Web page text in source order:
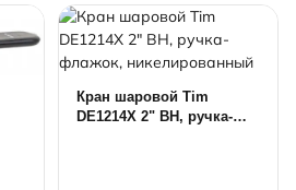
Кран шаровой Tim
DE1214X 2" ВН, ручка-